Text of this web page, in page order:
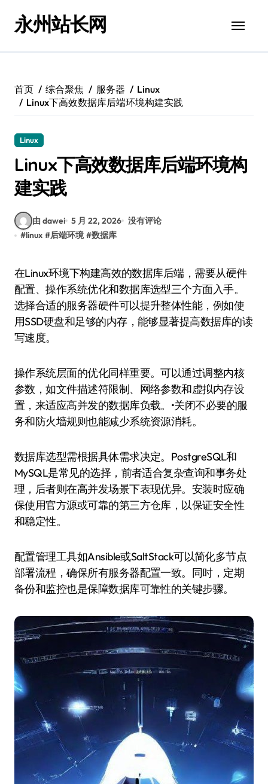
永州站长网
首页 综合聚焦 服务器
Linux
Linux下高效数据库后端环境构建实践
Linux
Linux下高效数据库后端环境构
建实践
由 dawei 5 月 22, 2026 没有评论
#linux #后端环境 #数据库
在Linux环境下构建高效的数据库后端，需要从硬件
配置、操作系统优化和数据库选型三个方面入手。
选择合适的服务器硬件可以提升整体性能，例如使
用SSD硬盘和足够的内存，能够显著提高数据库的读
写速度。
操作系统层面的优化同样重要。可以通过调整内核
参数，如文件描述符限制、网络参数和虚拟内存设
置，来适应高并发的数据库负载。•关闭不必要的服
务和防火墙规则也能减少系统资源消耗。
数据库选型需根据具体需求决定。PostgreSQL和
MySQL是常见的选择，前者适合复杂查询和事务处
理，后者则在高并发场景下表现优异。安装时应确
保使用官方源或可靠的第三方仓库，以保证安全性
和稳定性。
配置管理工具如Ansible或SaltStack可以简化多节点
部署流程，确保所有服务器配置一致。同时，定期
备份和监控也是保障数据库可靠性的关键步骤。